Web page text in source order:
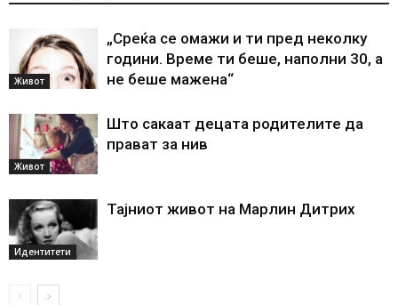
Живот
„Среќа се омажи и ти пред неколку
години. Време ти беше, наполни 30, а
не беше мажена“
Живот
Што сакаат децата родителите да
прават за нив
Идентитети
Тајниот живот на Марлин Дитрих